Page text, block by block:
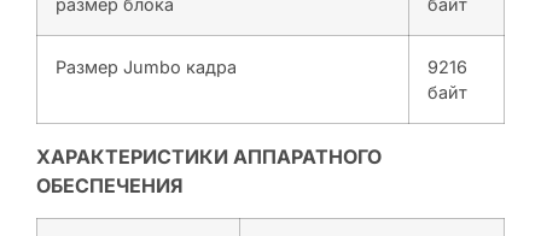
размер блока
байт
Размер Jumbo кадра
9216
байт
ХАРАКТЕРИСТИКИ АППАРАТНОГО
ОБЕСПЕЧЕНИЯ